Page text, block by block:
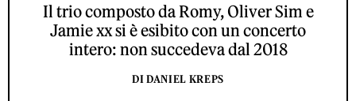
Il trio composto da Romy, Oliver Sim e
Jamie xx si è esibito con un concerto
intero: non succedeva dal 2018
DI DANIEL KREPS